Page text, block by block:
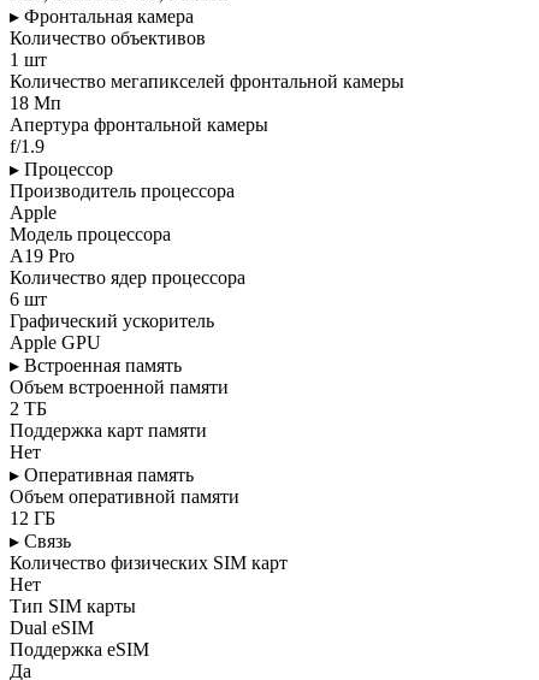
▸ Фронтальная камера
Количество объективов
1 шт
Количество мегапикселей фронтальной камеры
18 Мп
Апертура фронтальной камеры
f/1.9
▸ Процессор
Производитель процессора
Apple
Модель процессора
A19 Pro
Количество ядер процессора
6 шт
Графический ускоритель
Apple GPU
▸ Встроенная память
Объем встроенной памяти
2 ТБ
Поддержка карт памяти
Нет
▸ Оперативная память
Объем оперативной памяти
12 ГБ
▸ Связь
Количество физических SIM карт
Нет
Тип SIM карты
Dual eSIM
Поддержка eSIM
Да